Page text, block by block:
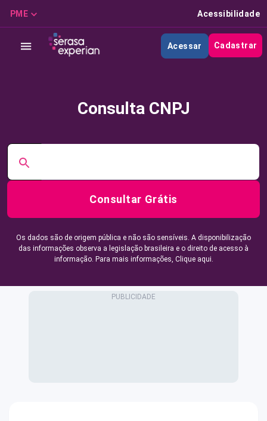
PME Acessibilidade
Acessar Cadastrar
Consulta CNPJ
Consultar Grátis
Os dados são de origem pública e não são sensíveis. A disponibilização
das informações observa a legislação brasileira e o direito de acesso à
informação. Para mais informações, Clique aqui.